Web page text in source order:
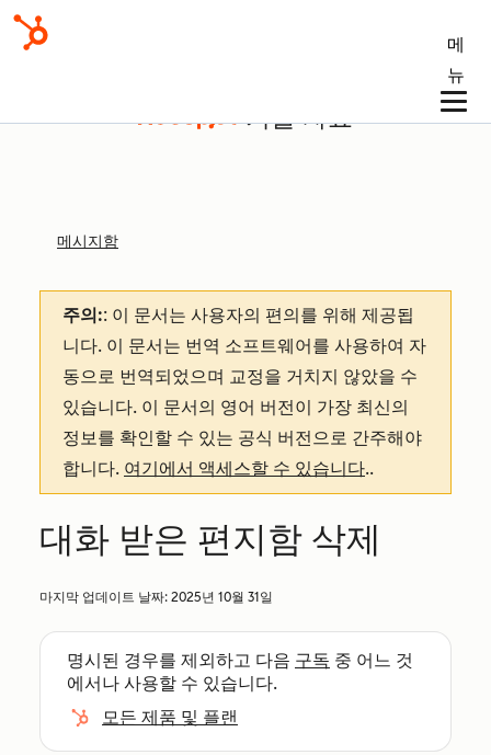
메
뉴
기술 자료
메시지함
주의:: 이 문서는 사용자의 편의를 위해 제공됩
니다. 이 문서는 번역 소프트웨어를 사용하여 자
동으로 번역되었으며 교정을 거치지 않았을 수
있습니다. 이 문서의 영어 버전이 가장 최신의
정보를 확인할 수 있는 공식 버전으로 간주해야
합니다. 여기에서 액세스할 수 있습니다..
대화 받은 편지함 삭제
마지막 업데이트 날짜: 2025년 10월 31일
명시된 경우를 제외하고 다음 구독 중 어느 것
에서나 사용할 수 있습니다.
모든 제품 및 플랜